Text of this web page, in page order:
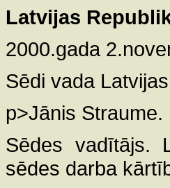
Latvijas
2000.gada
Sēdi vada
p>Jānis Straume.
Sēdes vadītājs.
sēdes darba